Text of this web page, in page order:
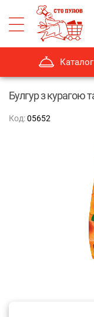
Каталог
Булгур з курагою
Код:05652